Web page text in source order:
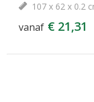
107 x 62 x 0.2
vanaf € 21,31